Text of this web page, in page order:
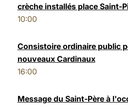
crèche installés place Saint-
10:00
Consistoire ordinaire public
nouveaux Cardinaux
16:00
Message du Saint-Père à